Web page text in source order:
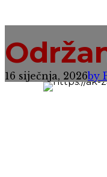
16 siječnja, 2026by